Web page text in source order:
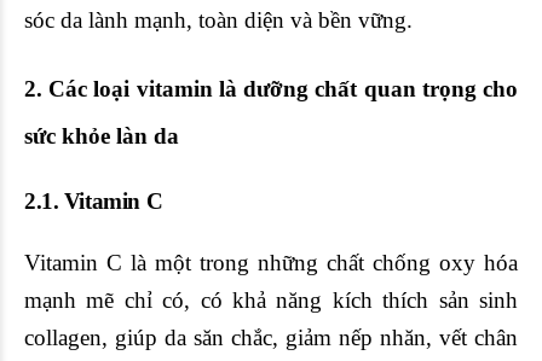
sóc da lành mạnh, toàn diện và bền vững.
2. Các loại vitamin là dưỡng chất quan trọng cho
sức khỏe làn da
2.1. Vitamin C
Vitamin C là một trong những chất chống oxy hóa
mạnh mẽ chỉ có, có khả năng kích thích sản sinh
collagen, giúp da săn chắc, giảm nếp nhăn, vết chân